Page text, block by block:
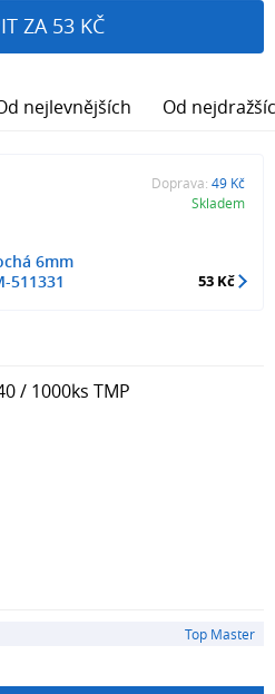
ZA 53 KČ
nejlevnějších Od
6mm
511331
Doprava: 49 Kč
Skladem
53 Kč
/ 1000ks TMP
Top Master